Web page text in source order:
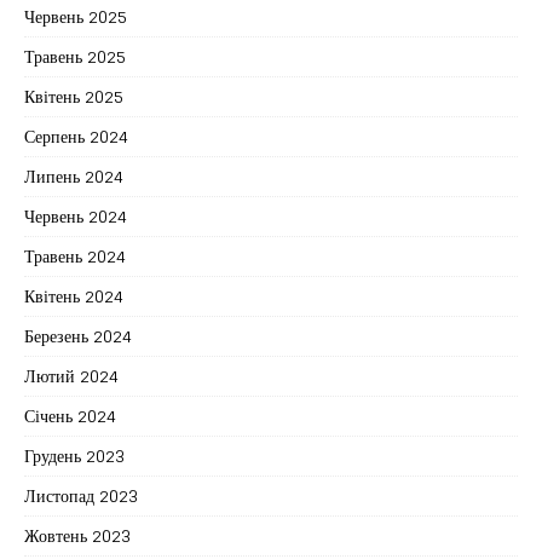
Червень 2025
Травень 2025
Квітень 2025
Серпень 2024
Липень 2024
Червень 2024
Травень 2024
Квітень 2024
Березень 2024
Лютий 2024
Січень 2024
Грудень 2023
Листопад 2023
Жовтень 2023